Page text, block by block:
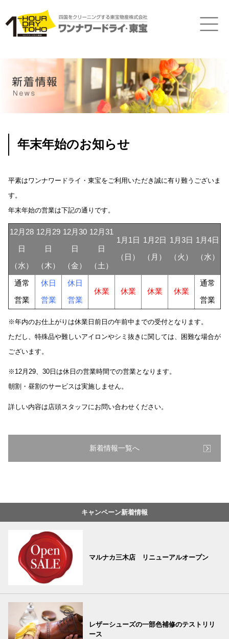
年末年始のお知らせ
平素はワンナワードライ・東宝をご利用いただき誠に有り難うございま
す。
年末年始の営業は下記の通りです。
12月28
日
（水）
12月29
日
（木）
12月30
日
（金）
12月31
日
（土）
1月1日
（日）
1月2日
（月）
1月3日
（火）
1月4日
（水）
通常
営業
休日
営業
休日
営業
休業 休業 休業 休業
通常
営業
※年内のお仕上がりは休業日前日の午前中までの受付となります。
ただし、特殊品や難しいアイロンやシミ抜きに関しては、困難な場合が
ございます。
※12月29、30日は休日の営業時間での営業となります。
朝割・昼割のサービスは実施しません。
詳しい内容は店頭スタッフにお問い合わせください。
新着情報一覧へ
キャンペーン新着情報
マルナカ三木店 リニューアルオープン
レザーシューズの一部色補修のテストリリ
ース